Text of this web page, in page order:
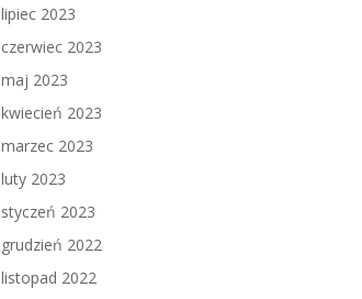
lipiec 2023
czerwiec 2023
maj 2023
kwiecień 2023
marzec 2023
luty 2023
styczeń 2023
grudzień 2022
listopad 2022